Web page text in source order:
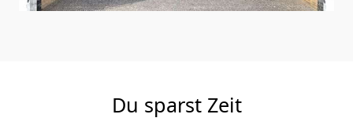
Du sparst Zeit